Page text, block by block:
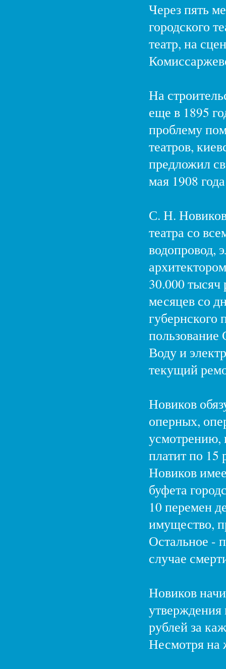
Через пять
городского
театр, на
На
еще в 1895
проблему
театров,
предложил
мая 1908
С. Н. Новиков
театра со
водопровод,
30.000 тысяч
месяцев со
губернского
пользование
Воду и
текущий
Новиков
оперных,
усмотрению,
платит по 15
Новиков
буфета
10 перемен
имущество,
Остальное -
случае
Новиков
утверждения
рублей за
Несмотря на